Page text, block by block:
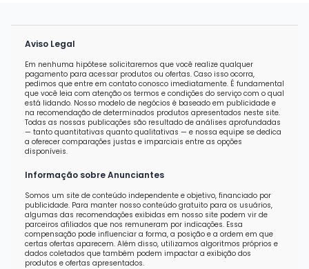
Aviso Legal
Em nenhuma hipótese solicitaremos que você realize qualquer
pagamento para acessar produtos ou ofertas. Caso isso ocorra,
pedimos que entre em contato conosco imediatamente. É fundamental
que você leia com atenção os termos e condições do serviço com o qual
está lidando. Nosso modelo de negócios é baseado em publicidade e
na recomendação de determinados produtos apresentados neste site.
Todas as nossas publicações são resultado de análises aprofundadas
— tanto quantitativas quanto qualitativas — e nossa equipe se dedica
a oferecer comparações justas e imparciais entre as opções
disponíveis.
Informação sobre Anunciantes
Somos um site de conteúdo independente e objetivo, financiado por
publicidade. Para manter nosso conteúdo gratuito para os usuários,
algumas das recomendações exibidas em nosso site podem vir de
parceiros afiliados que nos remuneram por indicações. Essa
compensação pode influenciar a forma, a posição e a ordem em que
certas ofertas aparecem. Além disso, utilizamos algoritmos próprios e
dados coletados que também podem impactar a exibição dos
produtos e ofertas apresentados.